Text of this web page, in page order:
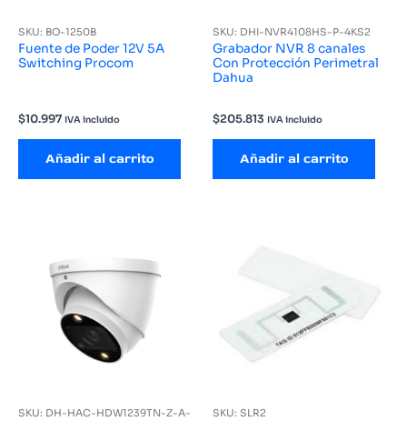
SKU: BO-1250B
Fuente de Poder 12V 5A
Switching Procom
$10.997 IVA incluido
Añadir al carrito
SKU: DHI-NVR4108HS-P-4KS2
Grabador NVR 8 canales
Con Protección Perimetral
Dahua
$205.813 IVA incluido
Añadir al carrito
SKU: DH-HAC-HDW1239TN-Z-A-
SKU: SLR2